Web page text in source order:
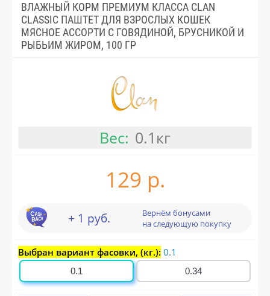
ВЛАЖНЫЙ КОРМ ПРЕМИУМ КЛАССА CLAN
CLASSIC ПАШТЕТ ДЛЯ ВЗРОСЛЫХ КОШЕК
МЯСНОЕ АССОРТИ С ГОВЯДИНОЙ, БРУСНИКОЙ И
РЫБЬИМ ЖИРОМ, 100 ГР
Вес: 0.1кг
129 р.
+ 1 руб.
Вернём бонусами
на следующую покупку
Выбран вариант фасовки, (кг.): 0.1
0.1 0.34